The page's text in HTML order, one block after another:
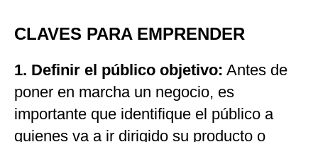
CLAVES PARA EMPRENDER
1. Definir el público objetivo: Antes de
poner en marcha un negocio, es
importante que identifique el público a
quienes va a ir dirigido su producto o